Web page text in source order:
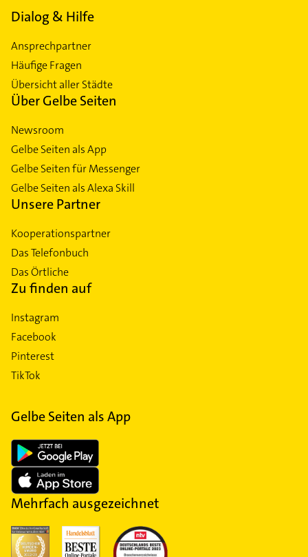
Dialog & Hilfe
Ansprechpartner
Häufige Fragen
Übersicht aller Städte
Über Gelbe Seiten
Newsroom
Gelbe Seiten als App
Gelbe Seiten für Messenger
Gelbe Seiten als Alexa Skill
Unsere Partner
Kooperationspartner
Das Telefonbuch
Das Örtliche
Zu finden auf
Instagram
Facebook
Pinterest
TikTok
Gelbe Seiten als App
Mehrfach ausgezeichnet